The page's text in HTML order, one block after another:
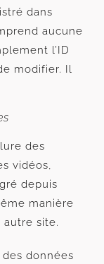
dans
aucune
l’ID
modifier. Il
des
vidéos,
depuis
manière
site.
données